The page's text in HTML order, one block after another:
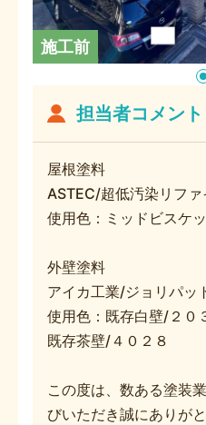
施工前
担当者コメント
屋根塗料
ASTEC/超低汚染リフ
使用色：ミッドビスケ
外壁塗料
アイカ工業/ジョリパ
使用色：既存白壁/２０
既存茶壁/４０２８
この度は、数ある塗装
びいただき誠にありが